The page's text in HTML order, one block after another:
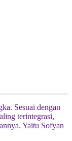
Sesuai dengan
terintegrasi,
Yaitu Sofyan